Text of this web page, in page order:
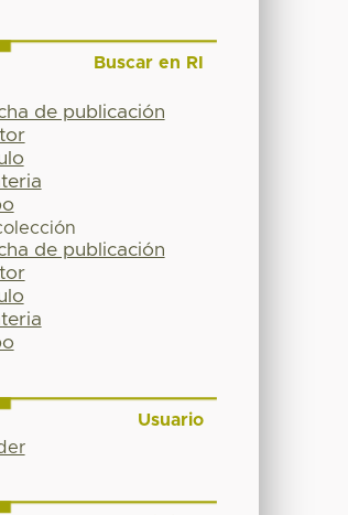
Buscar en RI
de publicación
de publicación
Usuario